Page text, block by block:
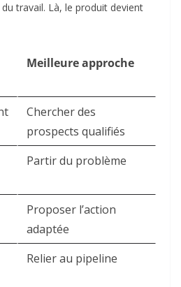
travail. Là, le produit devient
Meilleure approche
Chercher des
prospects qualifiés
Partir du problème
Proposer l’action
adaptée
Relier au pipeline